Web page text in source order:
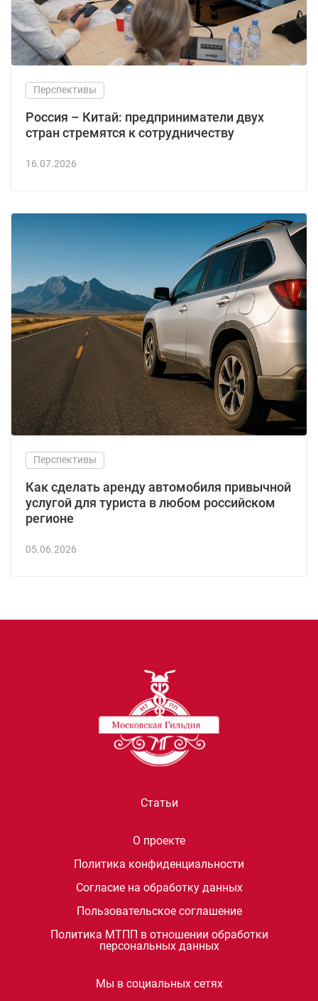
Перспективы
Россия – Китай: предприниматели двух
стран стремятся к сотрудничеству
16.07.2026
Перспективы
Как сделать аренду автомобиля привычной
услугой для туриста в любом российском
регионе
05.06.2026
Статьи
О проекте
Политика конфиденциальности
Согласие на обработку данных
Пользовательское соглашение
Политика МТПП в отношении обработки
персональных данных
Мы в социальных сетях